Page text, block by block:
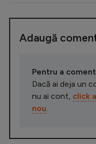
Adaugă
Pentru a
Dacă ai deja un
nu ai cont, click
nou